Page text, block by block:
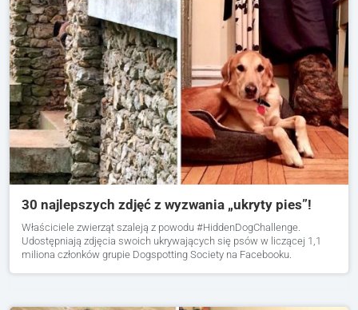
30 najlepszych zdjęć z wyzwania „ukryty pies”!
Właściciele zwierząt szaleją z powodu #HiddenDogChallenge.
Udostępniają zdjęcia swoich ukrywających się psów w liczącej 1,1
miliona członków grupie Dogspotting Society na Facebooku.